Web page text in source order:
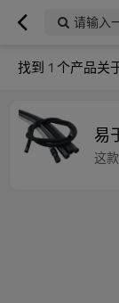
请输入
找到 1 个产品关
易
这